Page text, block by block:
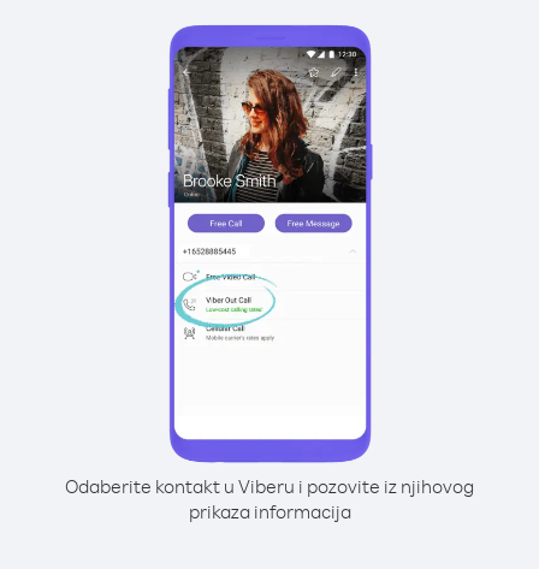
Odaberite kontakt u Viberu i pozovite iz njihovog
prikaza informacija